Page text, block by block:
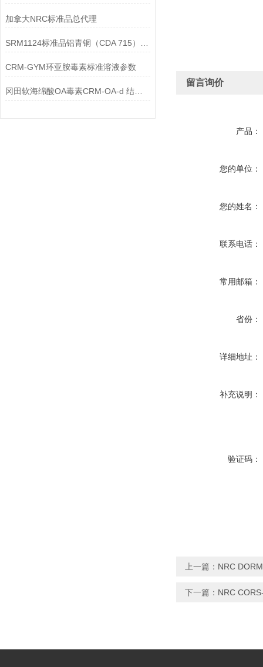
加拿大NRC标准品总代理
CRM-GYM环亚胺毒素标准溶液参数
冈田软海绵酸OA毒素CRM-OA-d 结构性质
留言询价
产品：
您的单位：
您的姓名：
联系电话：
常用邮箱：
省份：
详细地址：
补充说明：
验证码：
上一篇： NRC
下一篇： NRC